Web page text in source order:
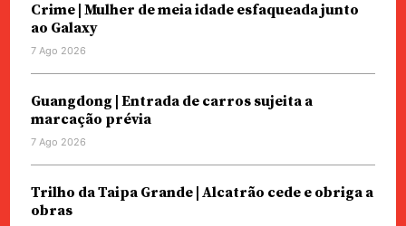
Crime | Mulher de meia idade esfaqueada junto
ao Galaxy
7 Ago 2026
Guangdong | Entrada de carros sujeita a
marcação prévia
7 Ago 2026
Trilho da Taipa Grande | Alcatrão cede e obriga a
obras